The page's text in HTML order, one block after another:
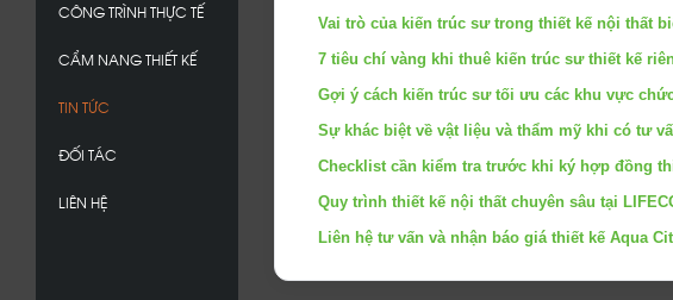
CÔNG TRÌNH THỰC TẾ
CẨM NANG THIẾT KẾ
TIN TỨC
ĐỐI TÁC
LIÊN HỆ
Vai trò của kiến trúc sư trong thiết kế nội thất
7 tiêu chí vàng khi thuê kiến trúc sư thiết kế
Gợi ý cách kiến trúc sư tối ưu các khu vực
Sự khác biệt về vật liệu và thẩm mỹ khi có tư
Checklist cần kiểm tra trước khi ký hợp đồng
Quy trình thiết kế nội thất chuyên sâu tại
Liên hệ tư vấn và nhận báo giá thiết kế Aqua